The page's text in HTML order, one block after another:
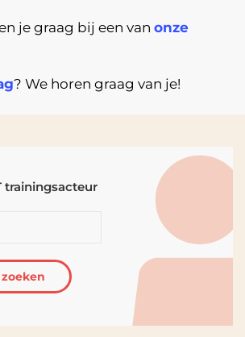
je graag bij een van onze
? We horen graag van je!
trainingsacteur